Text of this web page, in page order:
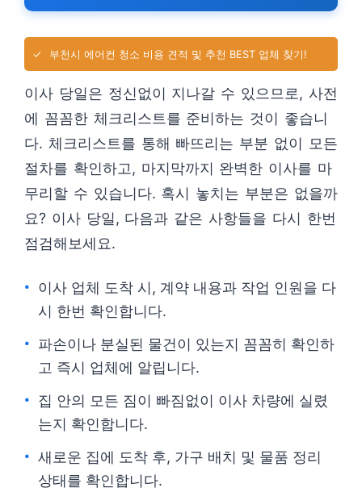
✓ 부천시 에어컨 청소 비용 견적 및 추천 BEST 업체 찾기!
이사 당일은 정신없이 지나갈 수 있으므로, 사전
에 꼼꼼한 체크리스트를 준비하는 것이 좋습니
다. 체크리스트를 통해 빠뜨리는 부분 없이 모든
절차를 확인하고, 마지막까지 완벽한 이사를 마
무리할 수 있습니다. 혹시 놓치는 부분은 없을까
요? 이사 당일, 다음과 같은 사항들을 다시 한번
점검해보세요.
이사 업체 도착 시, 계약 내용과 작업 인원을 다
시 한번 확인합니다.
파손이나 분실된 물건이 있는지 꼼꼼히 확인하
고 즉시 업체에 알립니다.
집 안의 모든 짐이 빠짐없이 이사 차량에 실렸
는지 확인합니다.
새로운 집에 도착 후, 가구 배치 및 물품 정리
상태를 확인합니다.